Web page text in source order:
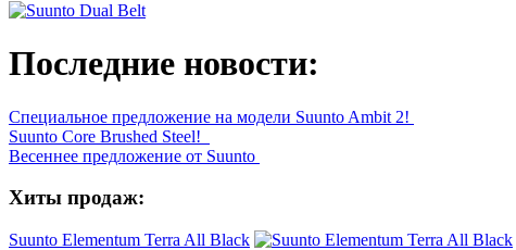
Последние новости:
Специальное предложение на модели Suunto Ambit 2!
Suunto Core Brushed Steel!
Весеннее предложение от Suunto
Хиты продаж:
Suunto Elementum Terra All Black